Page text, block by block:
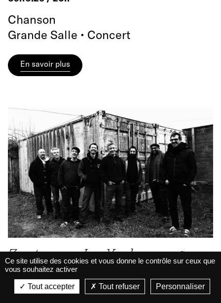
Chanson
Grande Salle • Concert
En savoir plus
Zentone + Joe Yorke Concert
Dub
La Belle Électrique
La Belle Électrique
VIEW - On Google Play
VIEW
Ce site utilise des cookies et vous donne le contrôle sur ceux que
vous souhaitez activer
Tout accepter Tout refuser Personnaliser